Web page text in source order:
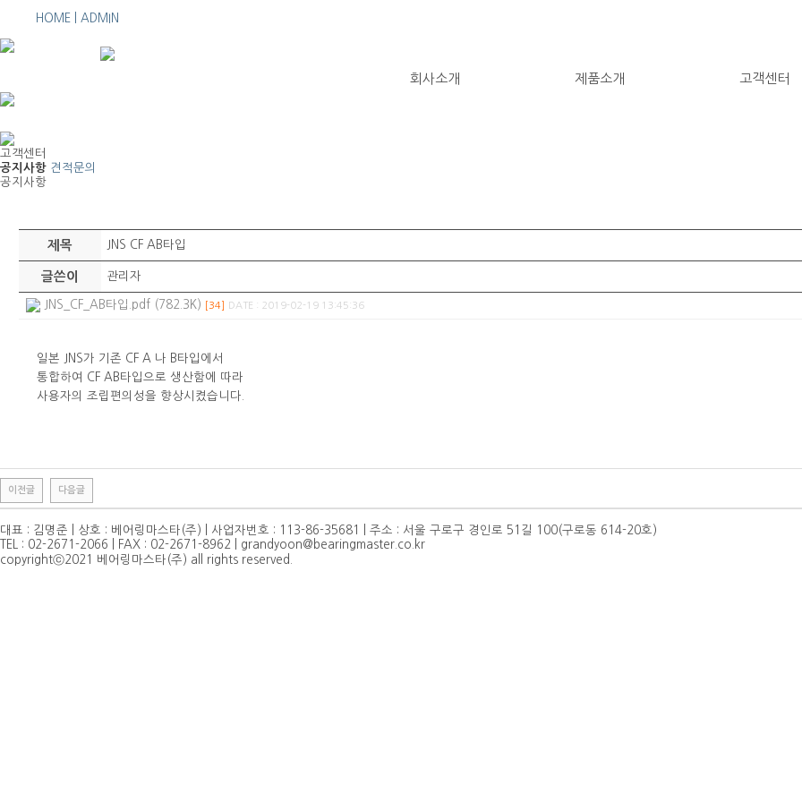
HOME | ADMIN
회사소개 제품소개 고객센터
고객센터
공지사항 견적문의
공지사항
제목 JNS CF AB타입
글쓴이 관리자
JNS_CF_AB타입.pdf (782.3K) [34] DATE : 2019-02-19 13:45:36
일본 JNS가 기존 CF A 나 B타입에서
통합하여 CF AB타입으로 생산함에 따라
사용자의 조립편의성을 향상시켰습니다.
이전글 다음글
대표 : 김명준 | 상호 : 베어링마스타(주) | 사업자번호 : 113-86-35681 | 주소 : 서울 구로구 경인로 51길 100(구로동 614-20호)
TEL : 02-2671-2066 | FAX : 02-2671-8962 | grandyoon@bearingmaster.co.kr
copyrightⓒ2021 베어링마스타(주) all rights reserved.